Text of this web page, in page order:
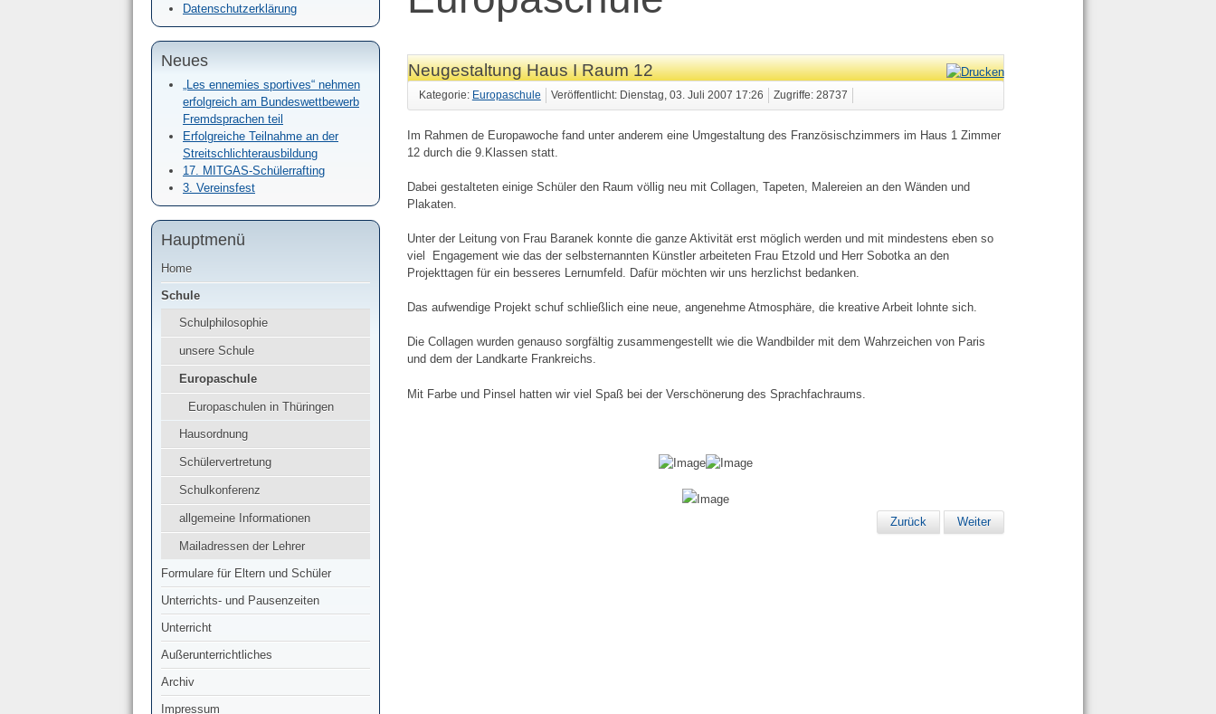
Datenschutzerklärung
Neues
„Les ennemies sportives“ nehmen
erfolgreich am Bundeswettbewerb
Fremdsprachen teil
Erfolgreiche Teilnahme an der
Streitschlichterausbildung
17. MITGAS-Schülerrafting
3. Vereinsfest
Hauptmenü
Home
Schule
Schulphilosophie
unsere Schule
Europaschule
Europaschulen in Thüringen
Hausordnung
Schülervertretung
Schulkonferenz
allgemeine Informationen
Mailadressen der Lehrer
Formulare für Eltern und Schüler
Unterrichts- und Pausenzeiten
Unterricht
Außerunterrichtliches
Archiv
Impressum
Neugestaltung Haus I Raum 12
Kategorie: Europaschule Veröffentlicht: Dienstag, 03. Juli 2007 17:26 Zugriffe: 28737
Im Rahmen de Europawoche fand unter anderem eine Umgestaltung des Französischzimmers im Haus 1 Zimmer
12 durch die 9.Klassen statt.
Dabei gestalteten einige Schüler den Raum völlig neu mit Collagen, Tapeten, Malereien an den Wänden und
Plakaten.
Unter der Leitung von Frau Baranek konnte die ganze Aktivität erst möglich werden und mit mindestens eben so
viel
Engagement wie das der selbsternannten Künstler arbeiteten Frau Etzold und Herr Sobotka an den
Projekttagen für ein besseres Lernumfeld. Dafür möchten wir uns herzlichst bedanken.
Das aufwendige Projekt schuf schließlich eine neue, angenehme Atmosphäre, die kreative Arbeit lohnte sich.
Die Collagen wurden genauso sorgfältig zusammengestellt wie die Wandbilder mit dem Wahrzeichen von Paris
und dem der Landkarte Frankreichs.
Mit Farbe und Pinsel hatten wir viel Spaß bei der Verschönerung des Sprachfachraums.
Zurück Weiter